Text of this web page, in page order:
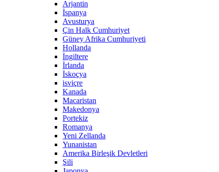
Arjantin
İspanya
Avusturya
Çin Halk Cumhuriyet
Güney Afrika Cumhuriyeti
Hollanda
İngiltere
İrlanda
İskoçya
isviçre
Kanada
Macaristan
Makedonya
Portekiz
Romanya
Yeni Zellanda
Yunanistan
Amerika Birleşik Devletleri
Şili